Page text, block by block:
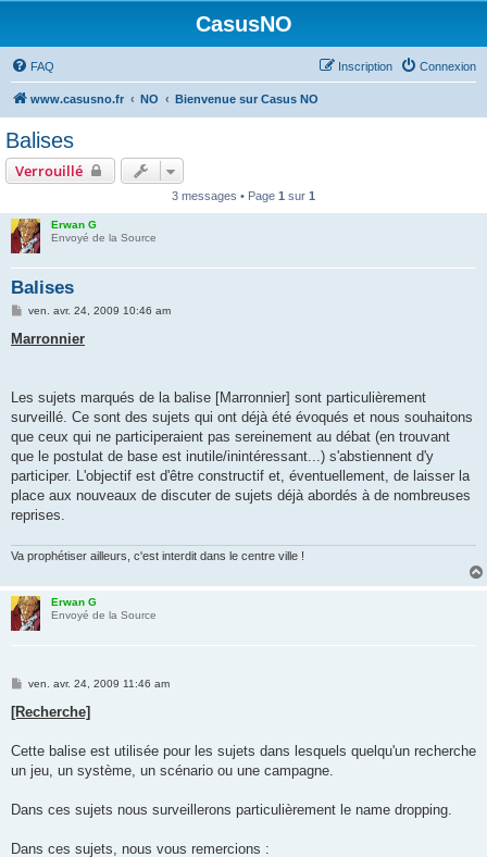
CasusNO
FAQ Connexion
Inscription
www.casusno.fr NO Bienvenue sur Casus NO
Balises
Verrouillé
3 messages • Page 1 sur 1
Erwan G
Envoyé de la Source
Balises
M
s
s
ven. avr. 24, 2009 10:46 am
Marronnier
Les sujets marqués de la balise [Marronnier] sont particulièrement
surveillé. Ce sont des sujets qui ont déjà été évoqués et nous souhaitons
que ceux qui ne participeraient pas sereinement au débat (en trouvant
que le postulat de base est inutile/inintéressant...) s'abstiennent d'y
participer. L'objectif est d'être constructif et, éventuellement, de laisser la
place aux nouveaux de discuter de sujets déjà abordés à de nombreuses
reprises.
Va prophétiser ailleurs, c'est interdit dans le centre ville !
Erwan G
Envoyé de la Source
M
s
s
g
ven. avr. 24, 2009 11:46 am
[Recherche]
Cette balise est utilisée pour les sujets dans lesquels quelqu'un recherche
un jeu, un système, un scénario ou une campagne.
Dans ces sujets nous surveillerons particulièrement le name dropping.
Dans ces sujets, nous vous remercions :